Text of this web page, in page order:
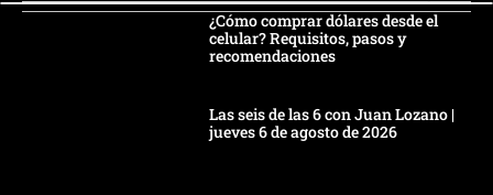
¿Cómo comprar dólares desde el
celular? Requisitos, pasos y
recomendaciones
Las seis de las 6 con Juan Lozano |
jueves 6 de agosto de 2026